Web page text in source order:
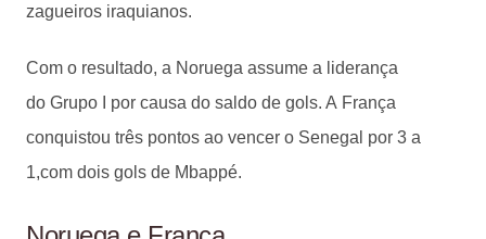
zagueiros iraquianos.
Com o resultado, a Noruega assume a liderança
do Grupo I por causa do saldo de gols. A França
conquistou três pontos ao vencer o Senegal por 3 a
1,com dois gols de Mbappé.